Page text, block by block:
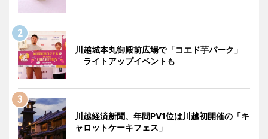
川越城本丸御殿前広場で「コエド芋パーク」
ライトアップイベントも
川越経済新聞、年間PV1位は川越初開催の「キ
ャロットケーキフェス」